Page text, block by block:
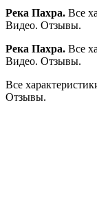
Река Пахра. Все
Видео. Отзывы.
Река Пахра. Все
Видео. Отзывы.
Все
Отзывы.